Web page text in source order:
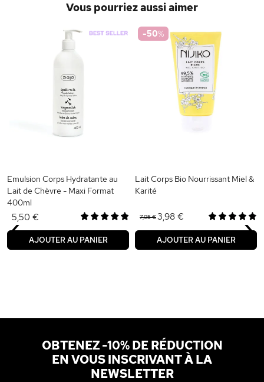
Vous pourriez aussi aimer
Emulsion Corps Hydratante au
Lait de Chèvre - Maxi Format
400ml
5,50 €
AJOUTER AU PANIER
-50%
Lait Corps Bio Nourrissant Miel &
Karité
7,95 €3,98 €
AJOUTER AU PANIER
‹ ›
OBTENEZ -10% DE RÉDUCTION
EN VOUS INSCRIVANT À LA
NEWSLETTER